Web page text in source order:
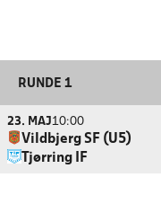
RUNDE 1
23. MAJ10:00
Vildbjerg SF (U5)
Tjørring IF